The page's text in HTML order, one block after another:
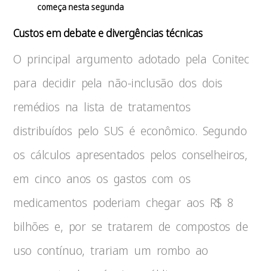
começa nesta segunda
Custos em debate e divergências técnicas
O principal argumento adotado pela Conitec
para decidir pela não-inclusão dos dois
remédios na lista de tratamentos
distribuídos pelo SUS é econômico. Segundo
os cálculos apresentados pelos conselheiros,
em cinco anos os gastos com os
medicamentos poderiam chegar aos R$ 8
bilhões e, por se tratarem de compostos de
uso contínuo, trariam um rombo ao